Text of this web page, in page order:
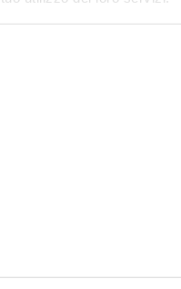
è la differenza
configurazioni si
abbina la
i bricchetti in